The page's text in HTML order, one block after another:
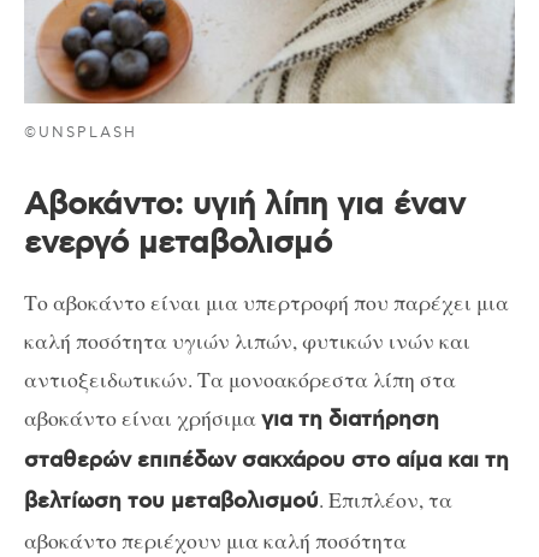
©UNSPLASH
Αβοκάντο: υγιή λίπη για έναν
ενεργό μεταβολισμό
Το αβοκάντο είναι μια υπερτροφή που παρέχει μια
καλή ποσότητα υγιών λιπών, φυτικών ινών και
αντιοξειδωτικών. Τα μονοακόρεστα λίπη στα
αβοκάντο είναι χρήσιμαγια τη διατήρηση
σταθερών επιπέδων σακχάρου στο αίμα και τη
βελτίωση του μεταβολισμού. Επιπλέον, τα
αβοκάντο περιέχουν μια καλή ποσότητα